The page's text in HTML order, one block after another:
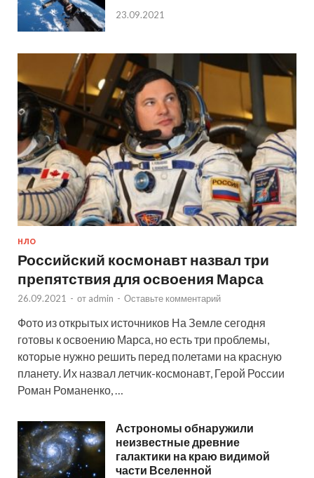
23.09.2021
НЛО
Российский космонавт назвал три
препятствия для освоения Марса
26.09.2021 - от admin - Оставьте комментарий
Фото из открытых источников На Земле сегодня
готовы к освоению Марса, но есть три проблемы,
которые нужно решить перед полетами на красную
планету. Их назвал летчик-космонавт, Герой России
Роман Романенко, …
Астрономы обнаружили
неизвестные древние
галактики на краю видимой
части Вселенной